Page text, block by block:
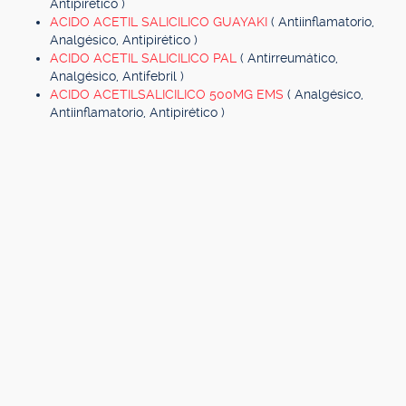
Antipirético )
ACIDO ACETIL SALICILICO GUAYAKI ( Antiinflamatorio,
Analgésico, Antipirético )
ACIDO ACETIL SALICILICO PAL ( Antirreumático,
Analgésico, Antifebril )
ACIDO ACETILSALICILICO 500MG EMS ( Analgésico,
Antiinflamatorio, Antipirético )